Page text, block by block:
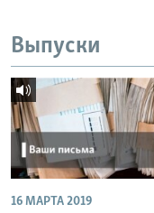
Выпуски
16 МАРТА 2019